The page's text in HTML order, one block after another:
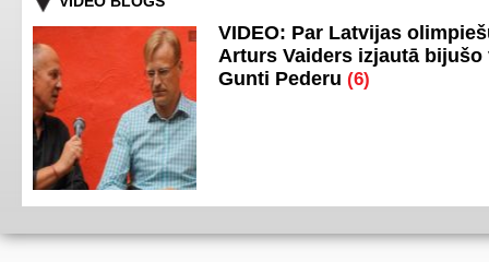
VIDEO: Par Latvijas
Arturs Vaiders izjautā bijušo
Gunti Pederu (6)